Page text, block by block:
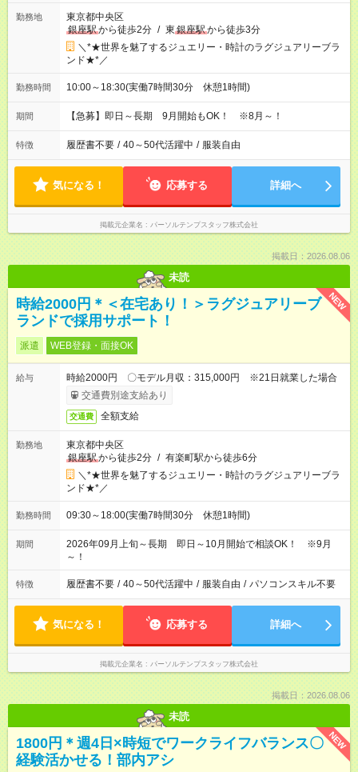
勤務地
東京都中央区
銀座駅から徒歩2分 / 東 銀座駅から徒歩3分
＼*★世界を魅了するジュエリー・時計のラグジュアリーブラ
ンド★*／
勤務時間 10:00～18:30(実働7時間30分 休憩1時間)
期間 【急募】即日～長期 9月開始もOK！ ※8月～！
特徴 履歴書不要 / 40～50代活躍中 / 服装自由
気になる！ 応募する 詳細へ
掲載元企業名 パーソルテンプスタッフ株式会社
掲載日：2026.08.06
未読
NEW
時給2000円＊＜在宅あり！＞ラグジュアリーブ
ランドで採用サポート！
派遣 WEB登録・面接OK
給与
時給2000円 〇モデル月収：315,000円 ※21日就業した場合
交通費別途支給あり
交通費 全額支給
勤務地
東京都中央区
銀座駅から徒歩2分 / 有楽町駅から徒歩6分
＼*★世界を魅了するジュエリー・時計のラグジュアリーブラ
ンド★*／
勤務時間 09:30～18:00(実働7時間30分 休憩1時間)
期間
2026年09月上旬～長期 即日～10月開始で相談OK！ ※9月
～！
特徴 履歴書不要 / 40～50代活躍中 / 服装自由 / パソコンスキル不要
気になる！ 応募する 詳細へ
掲載元企業名 パーソルテンプスタッフ株式会社
掲載日：2026.08.06
未読
NEW
1800円＊週4日×時短でワークライフバランス〇
経験活かせる！部内アシ